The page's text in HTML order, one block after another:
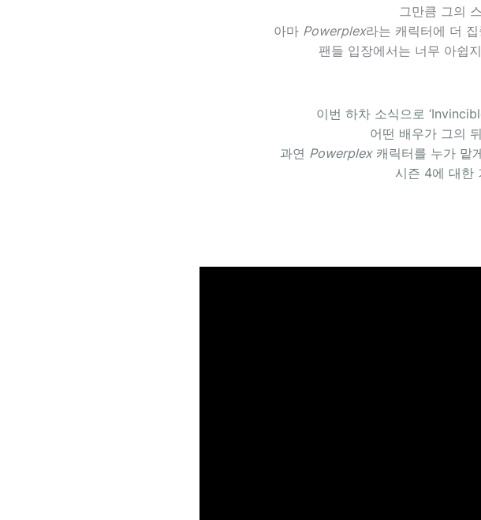
그만큼 그의
아마 Powerplex라는 캐릭터에 더
팬들 입장에서는 너무 아쉽
이번 하차 소식으로
어떤 배우가 그의
과연 Powerplex캐릭터를 누가 맡
시즌 4에 대한